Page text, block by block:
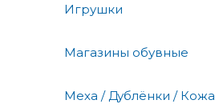
Игрушки
Магазины обувные
Меха / Дублёнки / Кожа